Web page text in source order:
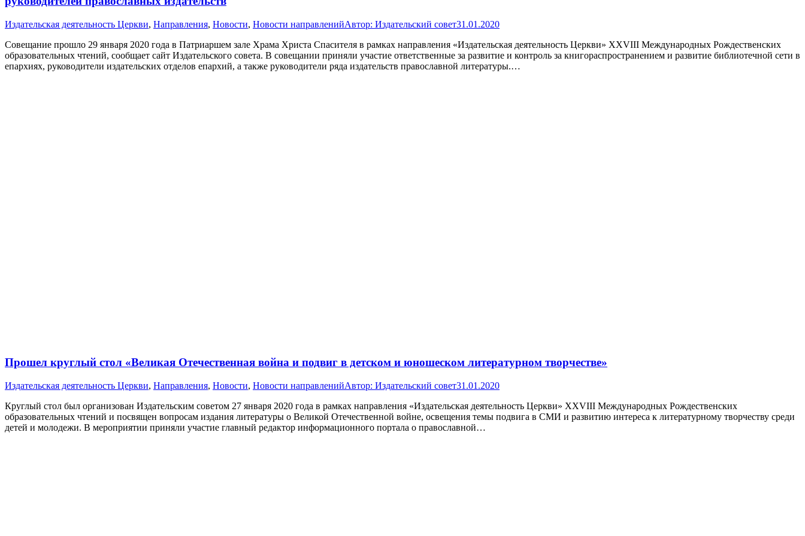
Издательская деятельность Церкви, Направления, Новости, Новости направленийАвтор: Издательский совет31.01.2020
Совещание прошло 29 января 2020 года в Патриаршем зале Храма Христа Спасителя в рамках направления «Издательская деятельность Церкви» XXVIII Международных Рождественских
образовательных чтений, сообщает сайт Издательского совета. В совещании приняли участие ответственные за развитие и контроль за книгораспространением и развитие библиотечной сети в
епархиях, руководители издательских отделов епархий, а также руководители ряда издательств православной литературы.…
Прошел круглый стол «Великая Отечественная война и подвиг в детском и юношеском литературном творчестве»
Издательская деятельность Церкви, Направления, Новости, Новости направленийАвтор: Издательский совет31.01.2020
Круглый стол был организован Издательским советом 27 января 2020 года в рамках направления «Издательская деятельность Церкви» XXVIII Международных Рождественских
образовательных чтений и посвящен вопросам издания литературы о Великой Отечественной войне, освещения темы подвига в СМИ и развитию интереса к литературному творчеству среди
детей и молодежи. В мероприятии приняли участие главный редактор информационного портала о православной…